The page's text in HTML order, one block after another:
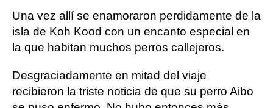
Una vez allí se enamoraron perdidamente de la
isla de Koh Kood con un encanto especial en
la que habitan muchos perros callejeros.
Desgraciadamente en mitad del viaje
recibieron la triste noticia de que su perro Aibo